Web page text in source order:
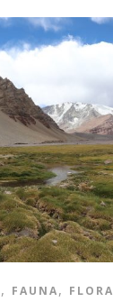
, FAUNA, FLORA